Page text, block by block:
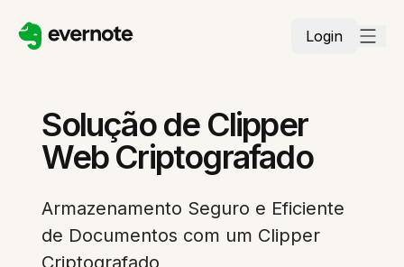
Login
Solução de Clipper
Web Criptografado
Armazenamento Seguro e Eficiente
de Documentos com um Clipper
Criptografado